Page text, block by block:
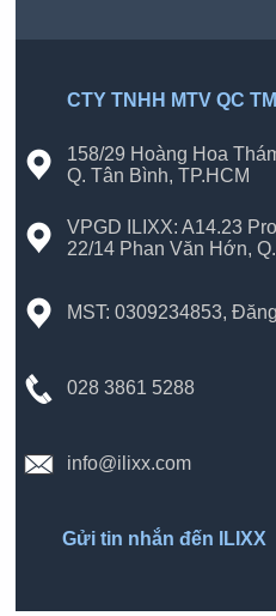
CTY TNHH MTV QC
158/29 Hoàng Hoa
Q. Tân Bình, TP.HCM
VPGD ILIXX: A14.23
22/14 Phan Văn Hớn,
MST: 0309234853,
028 3861 5288
info@ilixx.com
Gửi tin nhắn đến ILIXX